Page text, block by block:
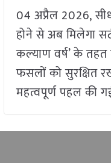
04 अप्रैल 2026,
होने से अब मिलेगा
कल्याण वर्ष’ के
फसलों को सुरक्षित
महत्वपूर्ण पहल की